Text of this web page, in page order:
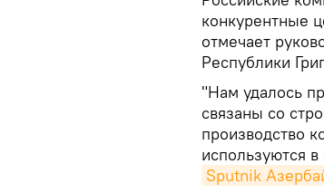
конкурентные
отмечает
Республики
"Нам удалось
связаны со
производство
используются
Sputnik